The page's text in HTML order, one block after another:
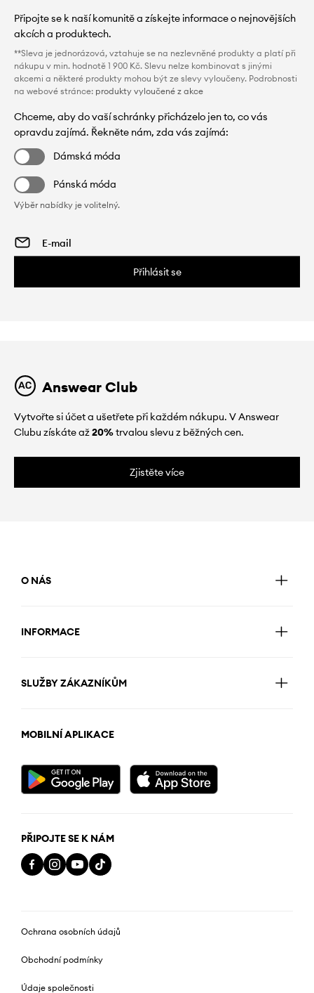
Připojte se k naší komunitě a získejte informace o nejnovějších
akcích a produktech.
**Sleva je jednorázová, vztahuje se na nezlevněné produkty a platí při
nákupu v min. hodnotě 1 900 Kč. Slevu nelze kombinovat s jinými
akcemi a některé produkty mohou být ze slevy vyloučeny. Podrobnosti
na webové stránce: produkty vyloučené z akce
Chceme, aby do vaší schránky přicházelo jen to, co vás
opravdu zajímá. Řekněte nám, zda vás zajímá:
Dámská móda
Pánská móda
Výběr nabídky je volitelný.
Přihlásit se
Answear Club
Vytvořte si účet a ušetřete při každém nákupu. V Answear
Clubu získáte až20%trvalou slevu z běžných cen.
Zjistěte více
O NÁS
INFORMACE
SLUŽBY ZÁKAZNÍKŮM
MOBILNÍ APLIKACE
PŘIPOJTE SE K NÁM
Ochrana osobních údajů
Obchodní podmínky
Údaje společnosti